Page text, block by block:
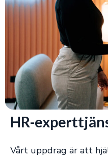
HR-
Vårt uppdrag är att